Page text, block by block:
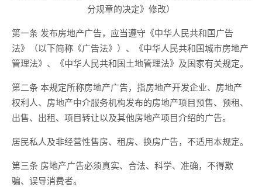
分规章的决定》修改）
第一条 发布房地产广告，应当遵守《中华人民共和国广告
法》（以下简称《广告法》）、《中华人民共和国城市房地产
管理法》、《中华人民共和国土地管理法》及国家有关规定。
第二条 本规定所称房地产广告，指房地产开发企业、房地产
权利人、房地产中介服务机构发布的房地产项目预售、预租、
出售、出租、项目转让以及其他房地产项目介绍的广告。
居民私人及非经营性售房、租房、换房广告，不适用本规定。
第三条 房地产广告必须真实、合法、科学、准确，不得欺
骗、误导消费者。